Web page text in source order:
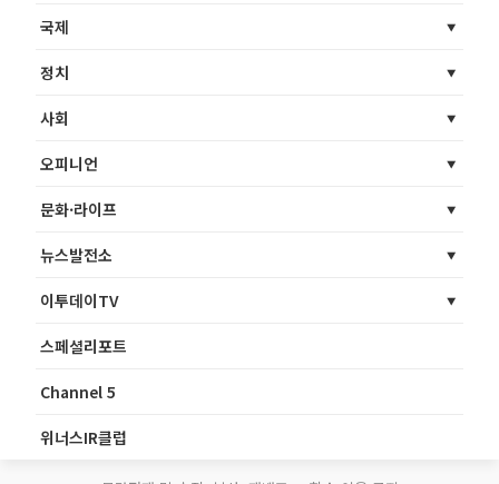
국제
정치
사회
오피니언
문화·라이프
뉴스발전소
이투데이TV
스페셜리포트
Channel 5
위너스IR클럽